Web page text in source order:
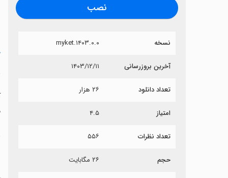
نصب
نسخه ۱۴۰۳.۰.۰.myket
آخرین بروزرسانی ۱۴۰۳/۱۲/۱۱
تعداد دانلود ۲۶ هزار
امتیاز ۴.۵
تعداد نظرات ۵۵۶
حجم ۲۶ مگابایت